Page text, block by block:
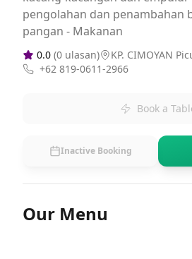
pengolahan dan penambahan
pangan - Makanan
0.0 (0 ulasan)
KP. CIMOYAN
+62 819-0611-2966
Book a
Inactive Booking
Our Menu